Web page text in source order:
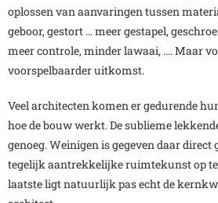
oplossen van aanvaringen tussen
geboor, gestort … meer gestapel,
meer controle, minder lawaai, …. Maar
voorspelbaarder uitkomst.
Veel architecten komen er gedurende
hoe de bouw werkt. De sublieme
genoeg. Weinigen is gegeven daar direct
tegelijk aantrekkelijke ruimtekunst op
laatste ligt natuurlijk pas echt de